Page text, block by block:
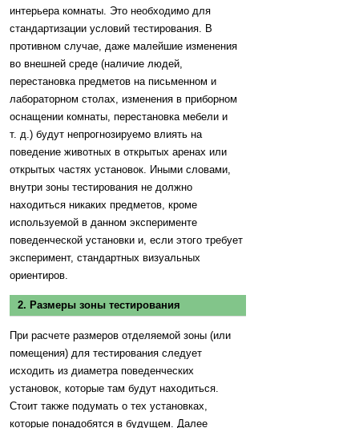
интерьера комнаты. Это необходимо для
стандартизации условий тестирования. В
противном случае, даже малейшие изменения
во внешней среде (наличие людей,
перестановка предметов на письменном и
лабораторном столах, изменения в приборном
оснащении комнаты, перестановка мебели и
т. д.) будут непрогнозируемо влиять на
поведение животных в открытых аренах или
открытых частях установок. Иными словами,
внутри зоны тестирования не должно
находиться никаких предметов, кроме
используемой в данном эксперименте
поведенческой установки и, если этого требует
эксперимент, стандартных визуальных
ориентиров.
2. Размеры зоны тестирования
При расчете размеров отделяемой зоны (или
помещения) для тестирования следует
исходить из диаметра поведенческих
установок, которые там будут находиться.
Стоит также подумать о тех установках,
которые понадобятся в будущем. Далее